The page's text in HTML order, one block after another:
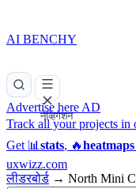
AI BENCHY
नेव्हिगेशन
Advertise here AD
Track all your projects in
Get 📊 stats, 🔥heatmaps
uxwizz.com
लीडरबोर्ड → North Mini